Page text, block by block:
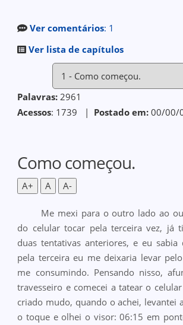
Ver comentários: 1
Ver lista de capítulos
Palavras: 2961
Acessos: 1739 | Postado em: 00/00/
Como começou.
A+ A A-
Me mexi para o outro lado ao
do celular tocar pela terceira vez, já
duas tentativas anteriores, e eu sabia
pela terceira eu me deixaria levar
me consumindo. Pensando nisso,
travesseiro e comecei a tatear o
criado mudo, quando o achei, levantei
o toque e olhei o visor: 06:15 em